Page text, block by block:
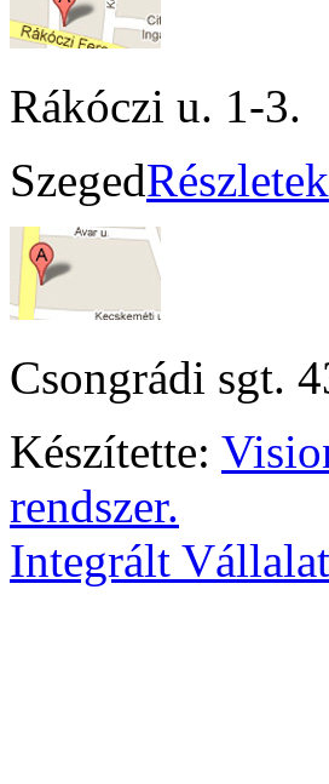
Rákóczi u. 1-3.
SzegedRészletek
Csongrádi sgt.
Készítette:
rendszer.
Integrált